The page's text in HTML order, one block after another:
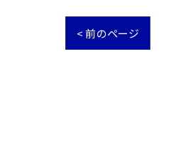
< 前のページ